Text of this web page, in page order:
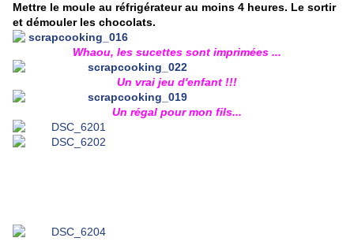
Mettre le moule au réfrigérateur au moins 4 heures. Le sortir
et démouler les chocolats.
Whaou, les sucettes sont imprimées ...
Un vrai jeu d'enfant !!!
Un régal pour mon fils...